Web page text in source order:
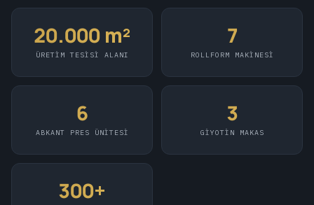
20.000 m²
ÜRETIM TESISI ALANI
7
ROLLFORM MAKINESI
6
ABKANT PRES ÜNITESI
3
GIYOTIN MAKAS
300+